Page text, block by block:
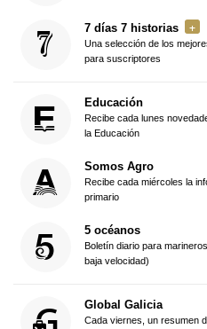
7 días 7 historias
Una selección de los
para suscriptores
Educación
Recibe cada lunes
la Educación
Somos Agro
Recibe cada miércoles la
primario
5 océanos
Boletín diario para
baja velocidad)
Global Galicia
Cada viernes, un resumen